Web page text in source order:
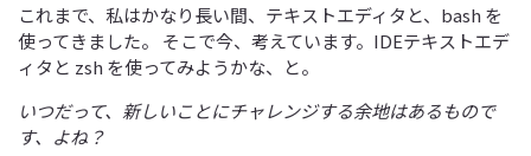
これまで、私はかなり長い間、テキストエディタと、bash を
使ってきました。 そこで今、考えています。IDEテキストエデ
ィタと zsh を使ってみようかな、と。
いつだって、新しいことにチャレンジする余地はあるもので
す、よね？